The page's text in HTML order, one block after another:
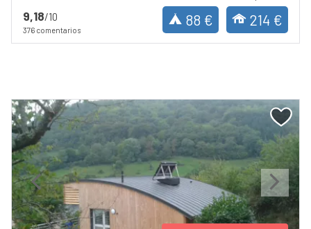
9,18/10
376 comentarios
88 € 214 €
Previous Next